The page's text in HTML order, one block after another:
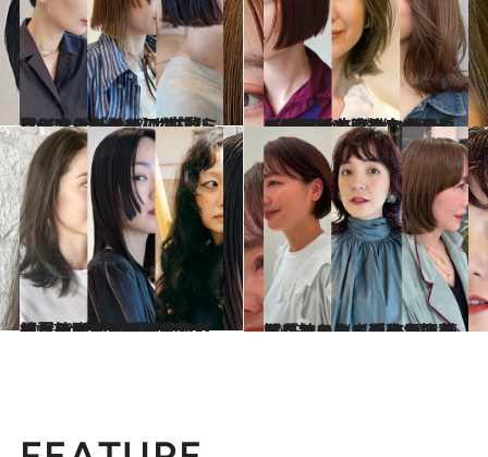
2025.10.4
真似するだけでアカ抜け！大人のための“失敗しない”ショート＆ボブ【ミニマムショート、ダブルラインボブほか】
ビューティ＆ヘルス 2025.7.12
【猛暑でも涼しい！】夏の“軽やか”ヘアスタイル15選《毛先が弾む鎖骨ミディ、美人度格上げのミニボブ、ツヤやか大人ショートほか》
ビューティ＆ヘルス
2025.7.12
【夏の髪悩み解決！】うねり・広がり・パサつき……お洒落に解決してくれるヘア15選《すっきり見えボブ、透明感カラー、くせ毛をいかしたパーマほか》【湿気、紫外線対策】
ビューティ＆ヘルス 2025.4.5
【長持ちする！】お洒落なヘアスタイル15選 頻繁にサロンに通えない人はこれ！《小顔効果抜群ボブ、スタイル良くみえるショートボブほか》
ビューティ＆ヘルス